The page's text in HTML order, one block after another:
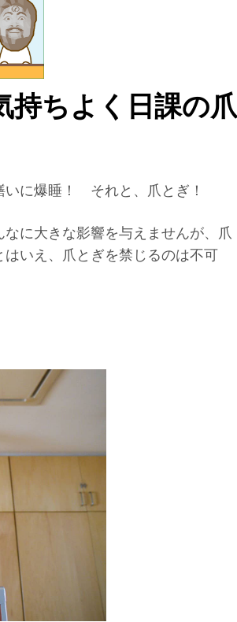
持ちよく日課の爪
に爆睡！ それと、爪とぎ！
に大きな影響を与えませんが、爪
いえ、爪とぎを禁じるのは不可